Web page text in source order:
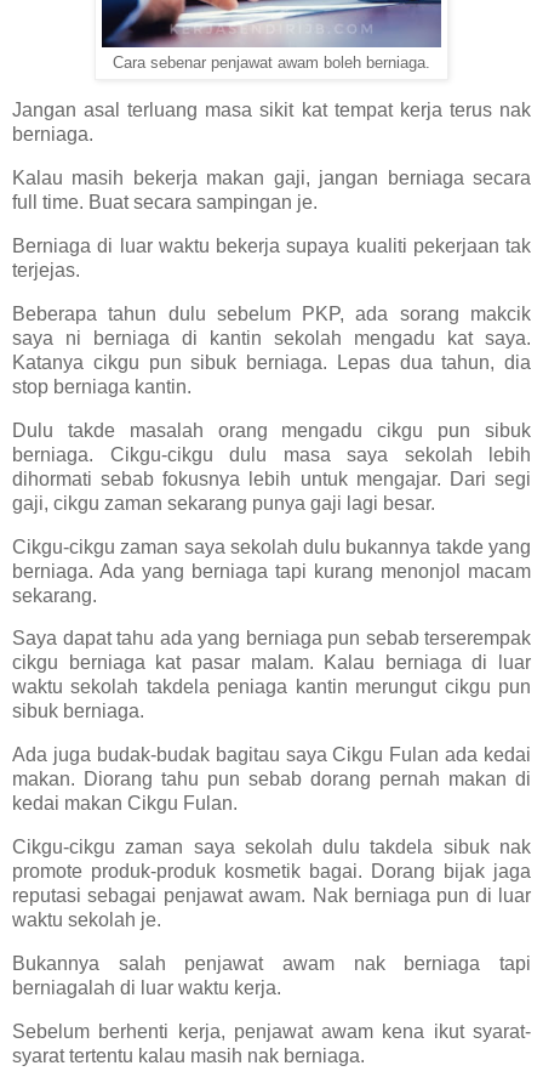
Cara sebenar penjawat awam boleh berniaga.
Jangan asal terluang masa sikit kat tempat kerja terus nak
berniaga.
Kalau masih bekerja makan gaji, jangan berniaga secara
full time. Buat secara sampingan je.
Berniaga di luar waktu bekerja supaya kualiti pekerjaan tak
terjejas.
Beberapa tahun dulu sebelum PKP, ada sorang makcik
saya ni berniaga di kantin sekolah mengadu kat saya.
Katanya cikgu pun sibuk berniaga. Lepas dua tahun, dia
stop berniaga kantin.
Dulu takde masalah orang mengadu cikgu pun sibuk
berniaga. Cikgu-cikgu dulu masa saya sekolah lebih
dihormati sebab fokusnya lebih untuk mengajar. Dari segi
gaji, cikgu zaman sekarang punya gaji lagi besar.
Cikgu-cikgu zaman saya sekolah dulu bukannya takde yang
berniaga. Ada yang berniaga tapi kurang menonjol macam
sekarang.
Saya dapat tahu ada yang berniaga pun sebab terserempak
cikgu berniaga kat pasar malam. Kalau berniaga di luar
waktu sekolah takdela peniaga kantin merungut cikgu pun
sibuk berniaga.
Ada juga budak-budak bagitau saya Cikgu Fulan ada kedai
makan. Diorang tahu pun sebab dorang pernah makan di
kedai makan Cikgu Fulan.
Cikgu-cikgu zaman saya sekolah dulu takdela sibuk nak
promote produk-produk kosmetik bagai. Dorang bijak jaga
reputasi sebagai penjawat awam. Nak berniaga pun di luar
waktu sekolah je.
Bukannya salah penjawat awam nak berniaga tapi
berniagalah di luar waktu kerja.
Sebelum berhenti kerja, penjawat awam kena ikut syarat-
syarat tertentu kalau masih nak berniaga.